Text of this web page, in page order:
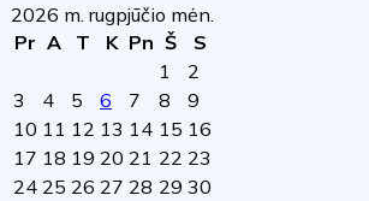
2026 m. rugpjūčio mėn.
Pr A T K Pn Š
S
1
2
3
4 5 6 7 8
9
10 11 12 13 14 15 16
17 18 19 20 21 22 23
24 25 26 27 28 29 30